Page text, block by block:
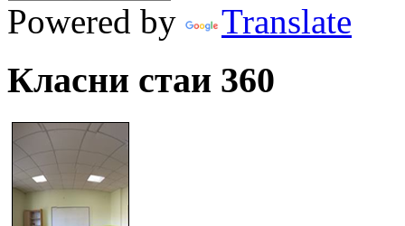
Powered by Translate
Класни стаи 360